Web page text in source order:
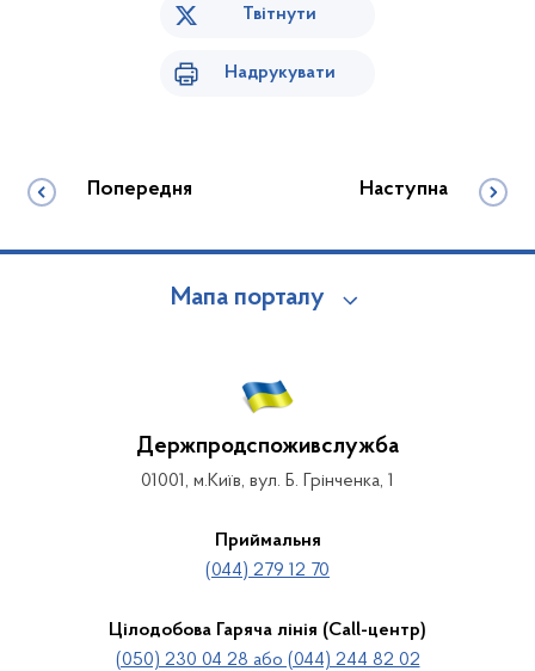
Твітнути
Надрукувати
Попередня Наступна
Мапа порталу
Держпродспоживслужба
01001, м.Київ, вул. Б. Грінченка, 1
Приймальня
(044) 279 12 70
Цілодобова Гаряча лінія (Call-центр)
(050) 230 04 28 або (044) 244 82 02